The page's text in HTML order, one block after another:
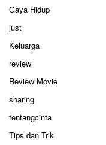
Gaya Hidup
just
Keluarga
review
Review Movie
sharing
tentangcinta
Tips dan Trik